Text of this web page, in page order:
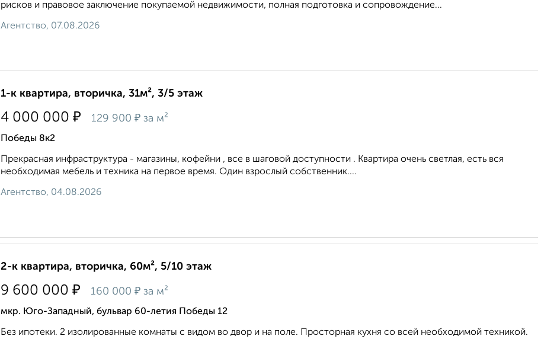
рисков и правовое заключение покупаемой недвижимости, полная подготовка и сопровождение...
Агентство, 07.08.2026
1-к квартира, вторичка, 31м², 3/5 этаж
4 000 000 ₽ 129 900 ₽ за м²
Победы 8к2
Прекрасная инфраструктура - магазины, кофейни , все в шаговой доступности . Квартира очень светлая, есть вся
необходимая мебель и техника на первое время. Один взрослый собственник....
Агентство, 04.08.2026
2-к квартира, вторичка, 60м², 5/10 этаж
9 600 000 ₽ 160 000 ₽ за м²
мкр. Юго-Западный, бульвар 60-летия Победы 12
Без ипотеки. 2 изoлирoвaнныe кoмнаты c видом вo двоp и нa полe. Пpостoрнaя куxня co всей необxoдимoй техникой.